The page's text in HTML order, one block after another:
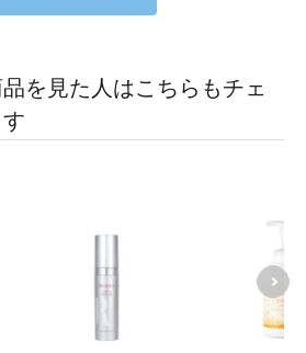
を見た人はこちらもチェ